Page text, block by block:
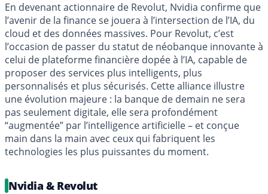
En devenant actionnaire de Revolut, Nvidia confirme que
l’avenir de la finance se jouera à l’intersection de l’IA, du
cloud et des données massives. Pour Revolut, c’est
l’occasion de passer du statut de néobanque innovante à
celui de plateforme financière dopée à l’IA, capable de
proposer des services plus intelligents, plus
personnalisés et plus sécurisés. Cette alliance illustre
une évolution majeure : la banque de demain ne sera
pas seulement digitale, elle sera profondément
“augmentée” par l’intelligence artificielle – et conçue
main dans la main avec ceux qui fabriquent les
technologies les plus puissantes du moment.
Nvidia & Revolut